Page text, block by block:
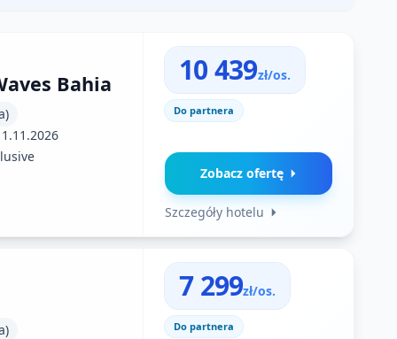
Bahia 10 439zł/os.
Do partnera
Zobacz ofertę
Szczegóły hotelu
7 299zł/os.
Do partnera